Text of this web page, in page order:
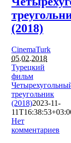
(2018)
CinemaTurk
05.02.2018
Турецкий
фильм
треугольник
(2018)2023-11-
Нет
комментариев